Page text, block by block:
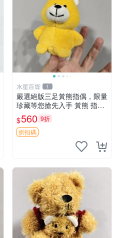
水星百貨 1
嚴選絕版三足黃熊指偶，限量
珍藏等您搶先入手 黃熊 指偶
珍藏品
$560 9折
折扣碼